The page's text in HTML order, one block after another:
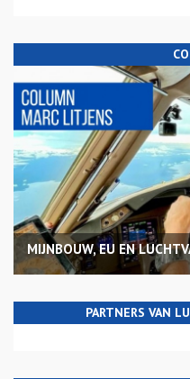
MIJNBOUW, EU EN
PARTNERS VAN